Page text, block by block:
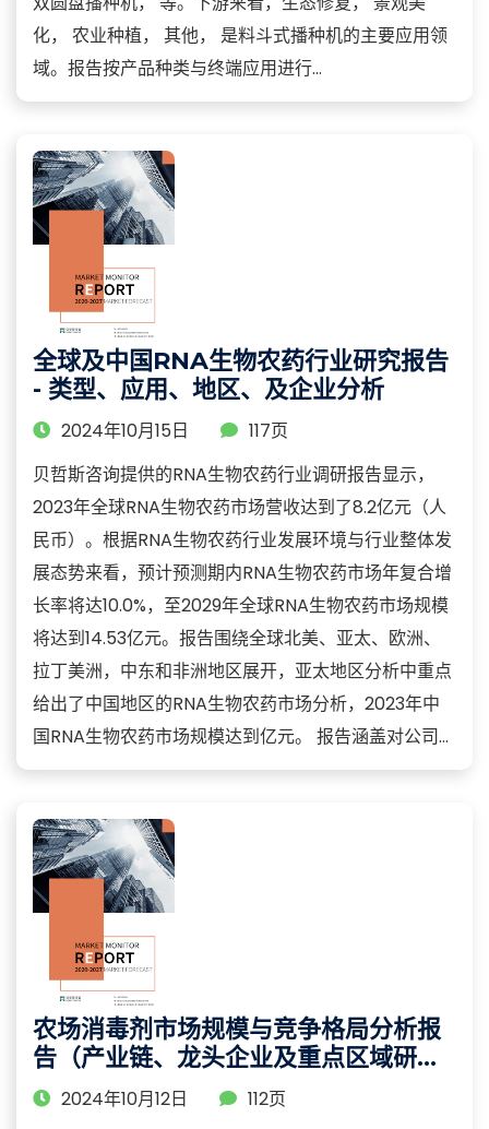
化， 农业种植， 其他， 是料斗式播种机的主要应用领
域。报告按产品种类与终端应用进行...
全球及中国RNA生物农药行业研究报告
- 类型、应用、地区、及企业分析
2024年10月15日
117页
贝哲斯咨询提供的RNA生物农药行业调研报告显示，
2023年全球RNA生物农药市场营收达到了8.2亿元（人
民币）。根据RNA生物农药行业发展环境与行业整体发
展态势来看，预计预测期内RNA生物农药市场年复合增
长率将达10.0%，至2029年全球RNA生物农药市场规模
将达到14.53亿元。报告围绕全球北美、亚太、欧洲、
拉丁美洲，中东和非洲地区展开，亚太地区分析中重点
给出了中国地区的RNA生物农药市场分析，2023年中
国RNA生物农药市场规模达到亿元。 报告涵盖对公司...
农场消毒剂市场规模与竞争格局分析报
告（产业链、龙头企业及重点区域研
究）2024年10月12日
112页